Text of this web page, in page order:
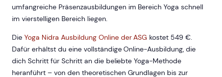
umfangreiche Präsenzausbildungen im Bereich Yoga schnell
im vierstelligen Bereich liegen.
Die Yoga Nidra Ausbildung Online der ASG kostet 549 €.
Dafür erhältst du eine vollständige Online-Ausbildung, die
dich Schritt für Schritt an die beliebte Yoga-Methode
heranführt – von den theoretischen Grundlagen bis zur